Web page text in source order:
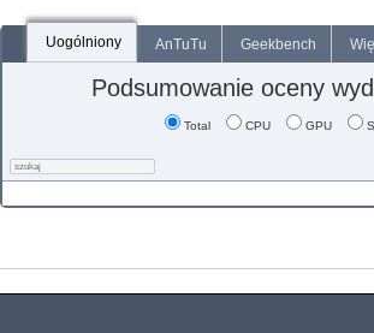
Uogólniony AnTuTu Geekbench
Podsumowanie oceny
Total CPU GPU